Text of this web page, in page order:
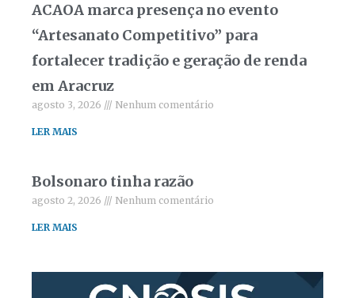
ACAOA marca presença no evento
“Artesanato Competitivo” para
fortalecer tradição e geração de renda
em Aracruz
agosto 3, 2026 Nenhum comentário
LER MAIS
Bolsonaro tinha razão
agosto 2, 2026 Nenhum comentário
LER MAIS